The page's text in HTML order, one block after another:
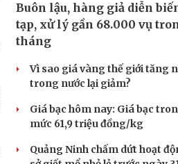
Buôn lậu, hàng giả diễn
tạp, xử lý gần 68.000 vụ
tháng
Vì sao giá vàng thế giới tăng
trong nước lại giảm?
Giá bạc hôm nay: Giá bạc
mức 61,9 triệu đồng/kg
Quảng Ninh chấm dứt hoạt